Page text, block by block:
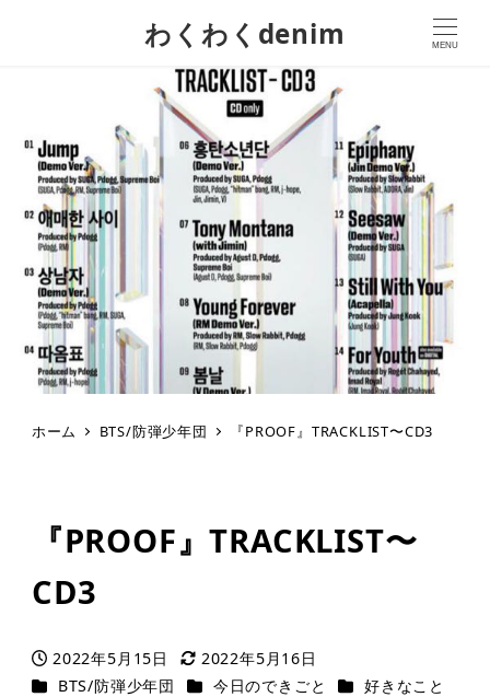
わくわくdenim MENU
ホーム BTS/防弾少年団 『PROOF』TRACKLIST〜CD3
『PROOF』TRACKLIST〜
CD3
投稿日
2022年5月15日
更新日
2022年5月16日
カテゴリー
BTS/防弾少年団 カテゴリー
今日のできごと カテゴリー
好きなこと